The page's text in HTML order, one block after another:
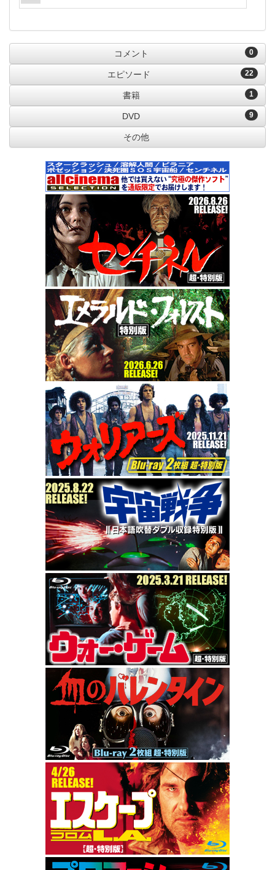
0
コメント
22
エピソード
1
書籍
9
DVD
その他